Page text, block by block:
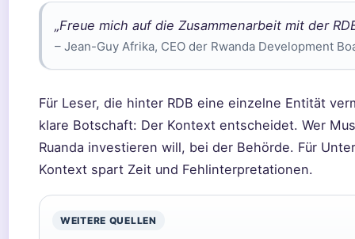
„Freue mich auf die Zusammenarbeit mit der
– Jean-Guy Afrika, CEO der Rwanda Development
Für Leser, die hinter RDB eine einzelne Entität
klare Botschaft: Der Kontext entscheidet. Wer
Ruanda investieren will, bei der Behörde. Für
Kontext spart Zeit und Fehlinterpretationen.
WEITERE QUELLEN